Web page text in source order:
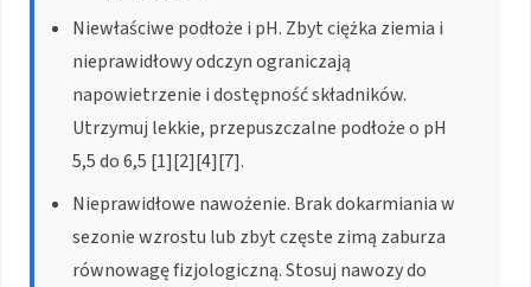
Niewłaściwe podłoże i pH. Zbyt ciężka ziemia i
nieprawidłowy odczyn ograniczają
napowietrzenie i dostępność składników.
Utrzymuj lekkie, przepuszczalne podłoże o pH
5,5 do 6,5 [1][2][4][7].
Nieprawidłowe nawożenie. Brak dokarmiania w
sezonie wzrostu lub zbyt częste zimą zaburza
równowagę fizjologiczną. Stosuj nawozy do